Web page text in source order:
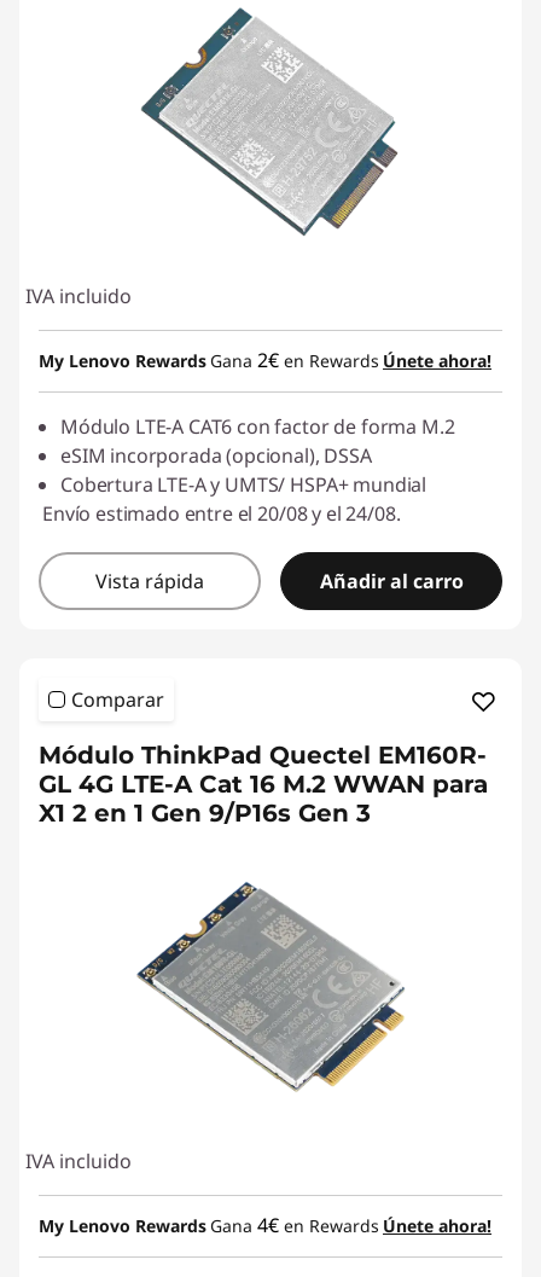
IVA incluido
My Lenovo Rewards Gana 2€ en Rewards Únete ahora!
Módulo LTE-A CAT6 con factor de forma M.2
eSIM incorporada (opcional), DSSA
Cobertura LTE-A y UMTS/ HSPA+ mundial
Envío estimado entre el 20/08 y el 24/08.
Vista rápida Añadir al carro
Comparar
Módulo ThinkPad Quectel EM160R-
GL 4G LTE-A Cat 16 M.2 WWAN para
X1 2 en 1 Gen 9/P16s Gen 3
IVA incluido
My Lenovo Rewards Gana 4€ en Rewards Únete ahora!